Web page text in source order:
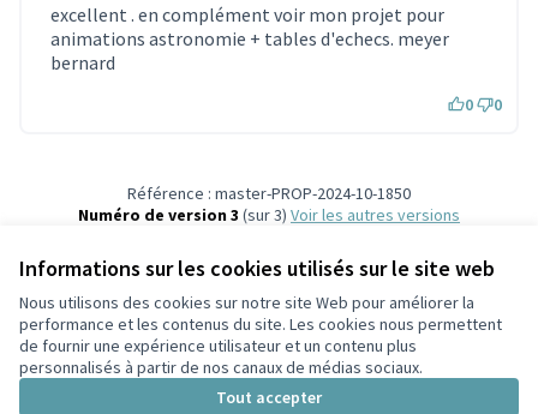
Informations sur les cookies utilisés sur le site web
Nous utilisons des cookies sur notre site Web pour améliorer la
performance et les contenus du site. Les cookies nous permettent
de fournir une expérience utilisateur et un contenu plus
personnalisés à partir de nos canaux de médias sociaux.
Tout accepter
excellent . en complément voir mon projet pour
animations astronomie + tables d'echecs. meyer
bernard
0 0
Référence : master-PROP-2024-10-1850
Numéro de version 3 (sur 3)
voir les autres versions
Conditions d'utilisation
Paramètres des cookies
Participez Villeurbanne sur X
(Lien externe)
Participez Villeurbanne sur Facebook
Participez Villeurbanne sur Instagram
Participez Villeurbanne sur YouTube
(Lien externe)